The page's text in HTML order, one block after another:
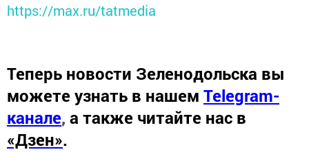
https://max.ru/tatmedia
Теперь новости Зеленодольска вы
можете узнать в нашем Telegram-
канале, а также читайте нас в
«Дзен».